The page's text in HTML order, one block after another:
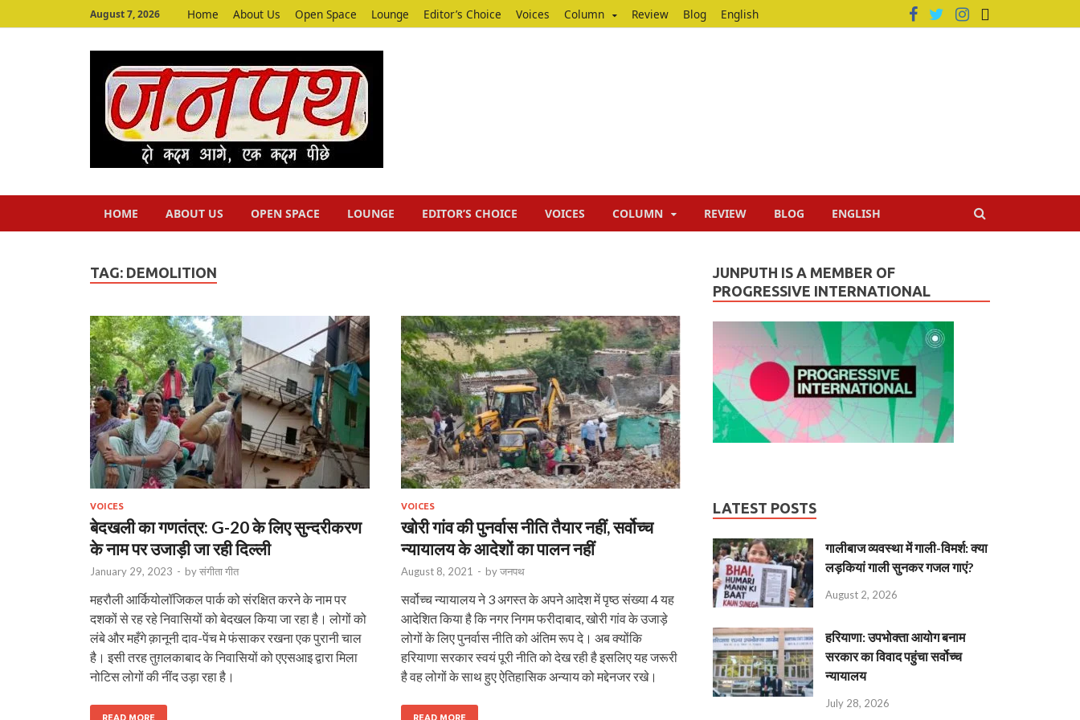
August 7, 2026 Home About Us Open Space Lounge Editor’s Choice Voices Column Review Blog English
HOME ABOUT US OPEN SPACE LOUNGE EDITOR’S CHOICE VOICES COLUMN REVIEW BLOG ENGLISH
TAG: DEMOLITION
VOICES
बेदखली का गणतंत्र: G-20 के लिए सुन्दरीकरण
के नाम पर उजाड़ी जा रही दिल्ली
January 29, 2023 - byसंगीता गीत
महरौली आर्कियोलॉजिकल पार्क को संरक्षित करने के नाम पर
दशकों से रह रहे निवासियों को बेदखल किया जा रहा है। लोगों को
लंबे और महँगे क़ानूनी दाव-पेंच मे फंसाकर रखना एक पुरानी चाल
है। इसी तरह तुग़लकाबाद के निवासियों को एएसआइ द्वारा मिला
नोटिस लोगों की नींद उड़ा रहा है।
READ MORE
VOICES
खोरी गांव की पुनर्वास नीति तैयार नहीं, सर्वोच्च
न्यायालय के आदेशों का पालन नहीं
August 8, 2021 - byजनपथ
सर्वोच्च न्यायालय ने 3 अगस्त के अपने आदेश में पृष्ठ संख्या 4 यह
आदेशित किया है कि नगर निगम फरीदाबाद, खोरी गांव के उजाड़े
लोगों के लिए पुनर्वास नीति को अंतिम रूप दे। अब क्योंकि
हरियाणा सरकार स्वयं पूरी नीति को देख रही है इसलिए यह जरूरी
है वह लोगों के साथ हुए ऐतिहासिक अन्याय को मद्देनजर रखे।
READ MORE
JUNPUTH IS A MEMBER OF
PROGRESSIVE INTERNATIONAL
LATEST POSTS
गालीबाज व्‍यवस्‍था में गाली-विमर्श: क्या
लड़कियां गाली सुनकर गजल गाएं?
August 2, 2026
हरियाणा: उपभोक्ता आयोग बनाम
सरकार का विवाद पहुंचा सर्वोच्च
न्यायालय
July 28, 2026